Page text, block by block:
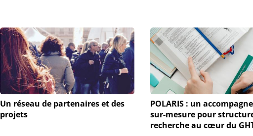
Un réseau de partenaires et des
projets
POLARIS : un
sur-mesure pour
recherche au cœur du